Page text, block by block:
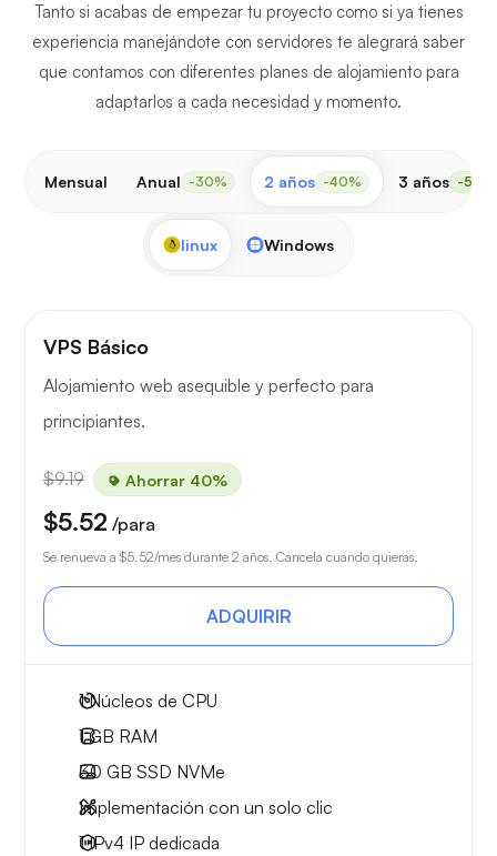
Tanto si acabas de empezar tu proyecto como si ya tienes
experiencia manejándote con servidores te alegrará saber
que contamos con diferentes planes de alojamiento para
adaptarlos a cada necesidad y momento.
Mensual Anual -30% 2 años -40% 3 años -50%
linux Windows
VPS Básico
Alojamiento web asequible y perfecto para
principiantes.
$9.19 Ahorrar 40%
$5.52 /para
Se renueva a $5.52/mes durante 2 años. Cancela cuando quieras.
ADQUIRIR
1Núcleos de CPU
1 GB RAM
30 GB SSD NVMe
Implementación con un solo clic
1 IPv4 IP dedicada